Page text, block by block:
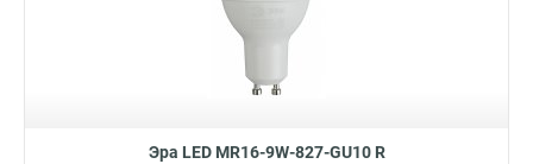
Эра LED MR16-9W-827-GU10 R